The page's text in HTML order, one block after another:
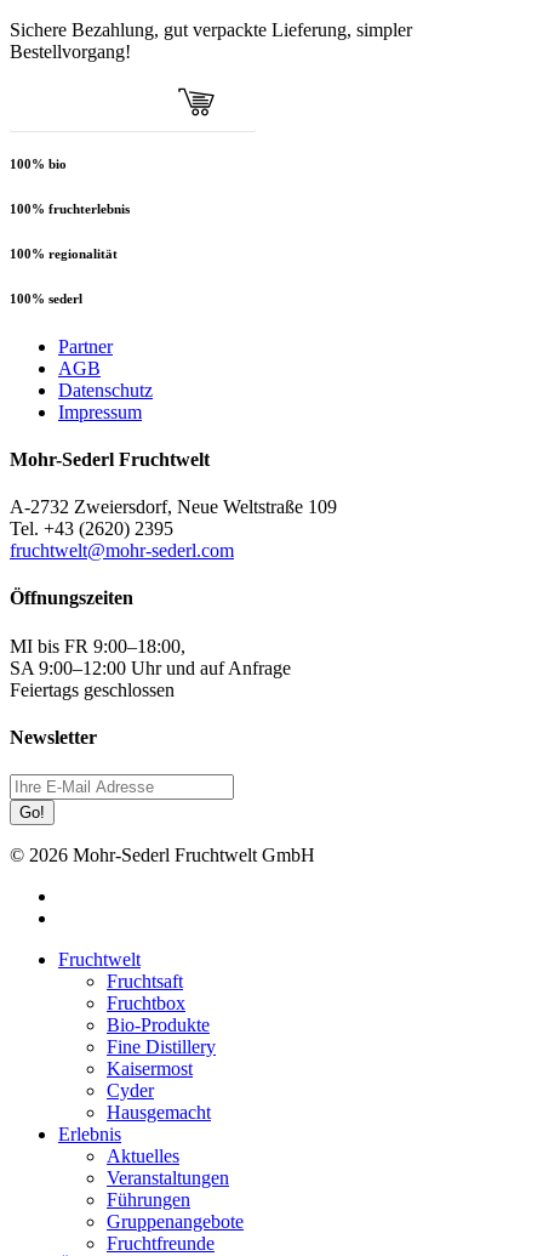
Sichere Bezahlung, gut verpackte Lieferung, simpler
Bestellvorgang!
100% bio
100% fruchterlebnis
100% regionalität
100% sederl
Partner
AGB
Datenschutz
Impressum
Mohr-Sederl Fruchtwelt
A-2732 Zweiersdorf, Neue Weltstraße 109
Tel. +43 (2620) 2395
fruchtwelt@mohr-sederl.com
Öffnungszeiten
MI bis FR 9:00–18:00,
SA 9:00–12:00 Uhr und auf Anfrage
Feiertags geschlossen
Newsletter
Go!
© 2026 Mohr-Sederl Fruchtwelt GmbH
Close
Fruchtwelt
Fruchtsaft
Fruchtbox
Bio-Produkte
Fine Distillery
Kaisermost
Cyder
Hausgemacht
Erlebnis
Aktuelles
Veranstaltungen
Führungen
Gruppenangebote
Fruchtfreunde